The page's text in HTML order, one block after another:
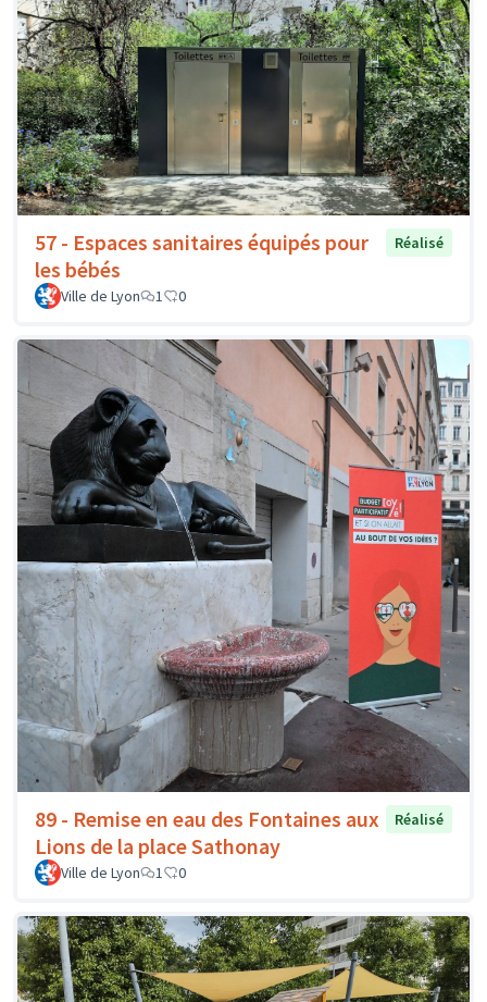
57 - Espaces sanitaires équipés pour
les bébés
Réalisé
Ville de Lyon 1 0
89 - Remise en eau des Fontaines aux
Lions de la place Sathonay
Réalisé
Ville de Lyon 1 0